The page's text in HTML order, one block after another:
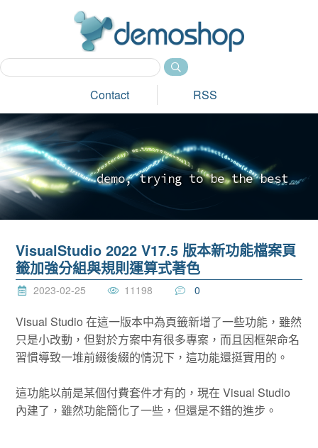
Contact RSS
demo, tryi ng to be the best_
VisualStudio 2022 V17.5 版本新功能檔案頁
籤加強分組與規則運算式著色
2023-02-25 11198 0
Visual Studio 在這一版本中為頁籤新增了一些功能，雖然
只是小改動，但對於方案中有很多專案，而且因框架命名
習慣導致一堆前綴後綴的情況下，這功能還挺實用的。
這功能以前是某個付費套件才有的，現在 Visual Studio
內建了，雖然功能簡化了一些，但還是不錯的進步。